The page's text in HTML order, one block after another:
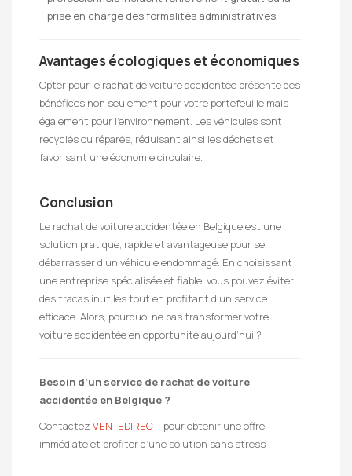
prise en charge des formalités administratives.
Avantages écologiques et économiques
Opter pour le rachat de voiture accidentée présente des
bénéfices non seulement pour votre portefeuille mais
également pour l’environnement. Les véhicules sont
recyclés ou réparés, réduisant ainsi les déchets et
favorisant une économie circulaire.
Conclusion
Le rachat de voiture accidentée en Belgique est une
solution pratique, rapide et avantageuse pour se
débarrasser d’un véhicule endommagé. En choisissant
une entreprise spécialisée et fiable, vous pouvez éviter
des tracas inutiles tout en profitant d’un service
efficace. Alors, pourquoi ne pas transformer votre
voiture accidentée en opportunité aujourd’hui ?
Besoin d’un service de rachat de voiture
accidentée en Belgique ?
Contactez VENTEDIRECTpour obtenir une offre
immédiate et profiter d’une solution sans stress !